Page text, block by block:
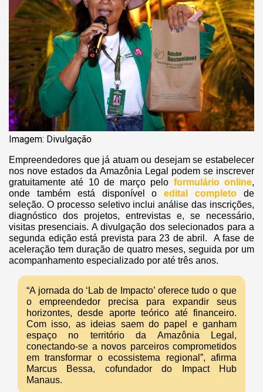
Imagem: Divulgação
Empreendedores que já atuam ou desejam se estabelecer
nos nove estados da Amazônia Legal podem se inscrever
gratuitamente até 10 de março pelo formulário online,
onde também está disponível oedital completo de
seleção. O processo seletivo inclui análise das inscrições,
diagnóstico dos projetos, entrevistas e, se necessário,
visitas presenciais. A divulgação dos selecionados para a
segunda edição está prevista para 23 de abril. A fase de
aceleração tem duração de quatro meses, seguida por um
acompanhamento especializado por até três anos.
“A jornada do ‘Lab de Impacto’ oferece tudo o que
o empreendedor precisa para expandir seus
horizontes, desde aporte teórico até financeiro.
Com isso, as ideias saem do papel e ganham
espaço no território da Amazônia Legal,
conectando-se a novos parceiros comprometidos
em transformar o ecossistema regional”, afirma
Marcus Bessa, cofundador do Impact Hub
Manaus.